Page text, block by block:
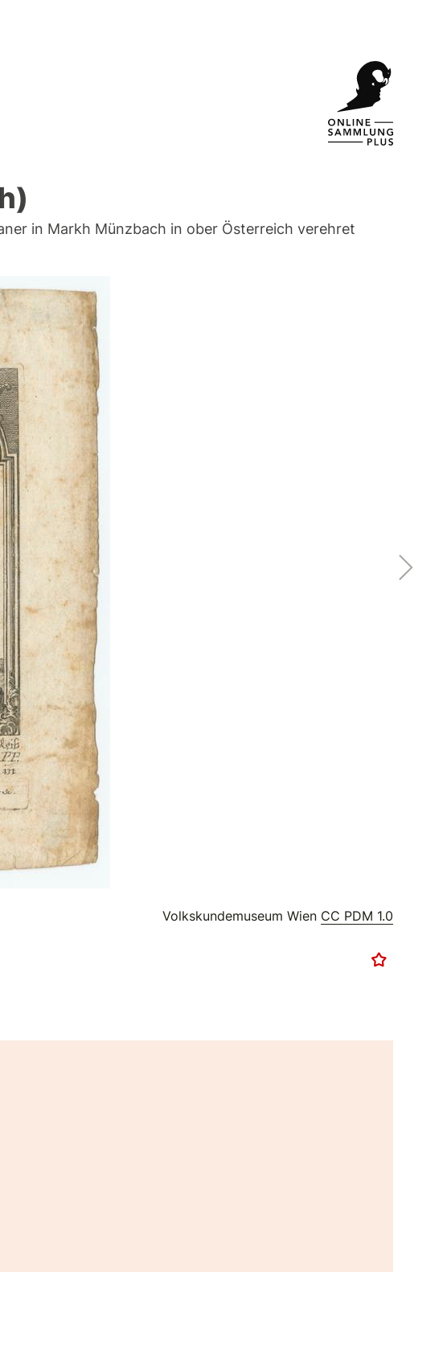
in Markh Münzbach in ober Österreich verehret
Volkskundemuseum Wien CC PDM 1.0